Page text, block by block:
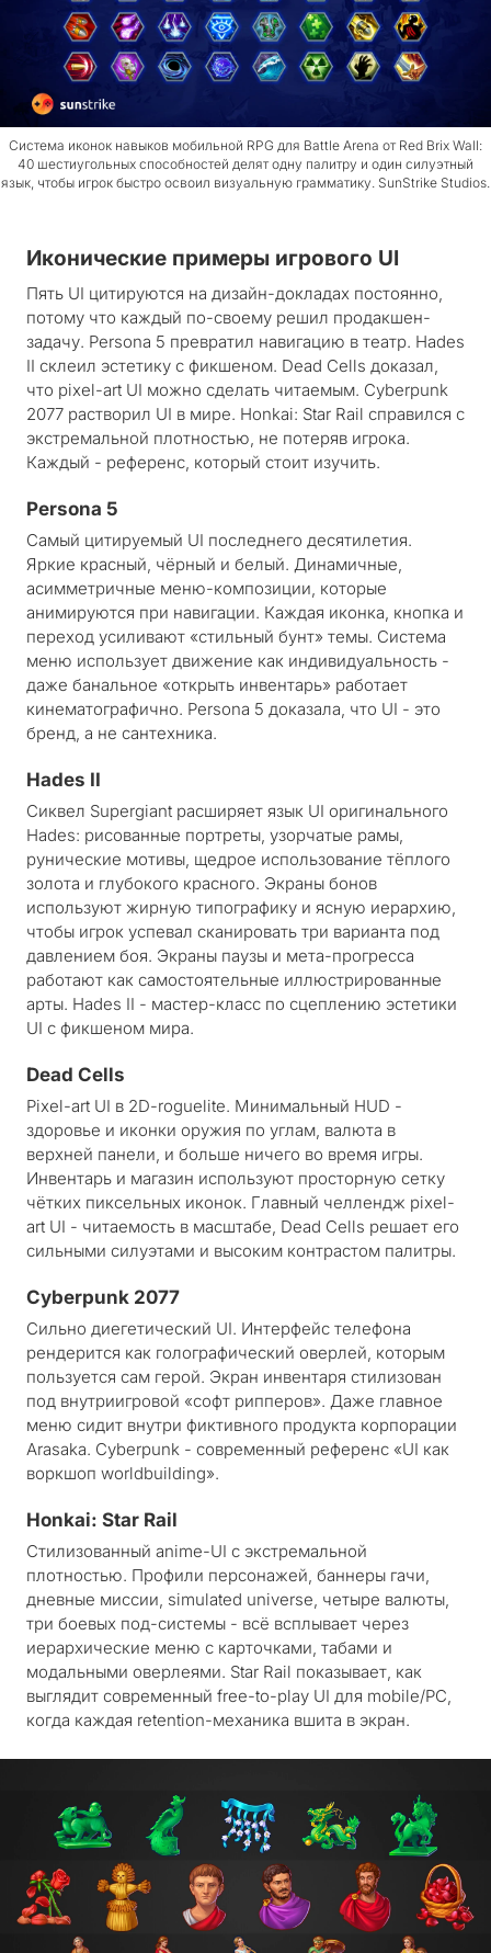
Система иконок навыков мобильной RPG для Battle Arena от Red Brix Wall:
40 шестиугольных способностей делят одну палитру и один силуэтный
язык, чтобы игрок быстро освоил визуальную грамматику. SunStrike Studios.
Иконические примеры игрового UI
Пять UI цитируются на дизайн-докладах постоянно,
потому что каждый по-своему решил продакшен-
задачу. Persona 5 превратил навигацию в театр. Hades
II склеил эстетику с фикшеном. Dead Cells доказал,
что pixel-art UI можно сделать читаемым. Cyberpunk
2077 растворил UI в мире. Honkai: Star Rail справился с
экстремальной плотностью, не потеряв игрока.
Каждый - референс, который стоит изучить.
Persona 5
Самый цитируемый UI последнего десятилетия.
Яркие красный, чёрный и белый. Динамичные,
асимметричные меню-композиции, которые
анимируются при навигации. Каждая иконка, кнопка и
переход усиливают «стильный бунт» темы. Система
меню использует движение как индивидуальность -
даже банальное «открыть инвентарь» работает
кинематографично. Persona 5 доказала, что UI - это
бренд, а не сантехника.
Hades II
Сиквел Supergiant расширяет язык UI оригинального
Hades: рисованные портреты, узорчатые рамы,
рунические мотивы, щедрое использование тёплого
золота и глубокого красного. Экраны бонов
используют жирную типографику и ясную иерархию,
чтобы игрок успевал сканировать три варианта под
давлением боя. Экраны паузы и мета-прогресса
работают как самостоятельные иллюстрированные
арты. Hades II - мастер-класс по сцеплению эстетики
UI с фикшеном мира.
Dead Cells
Pixel-art UI в 2D-roguelite. Минимальный HUD -
здоровье и иконки оружия по углам, валюта в
верхней панели, и больше ничего во время игры.
Инвентарь и магазин используют просторную сетку
чётких пиксельных иконок. Главный челлендж pixel-
art UI - читаемость в масштабе, Dead Cells решает его
сильными силуэтами и высоким контрастом палитры.
Cyberpunk 2077
Сильно диегетический UI. Интерфейс телефона
рендерится как голографический оверлей, которым
пользуется сам герой. Экран инвентаря стилизован
под внутриигровой «софт рипперов». Даже главное
меню сидит внутри фиктивного продукта корпорации
Arasaka. Cyberpunk - современный референс «UI как
воркшоп worldbuilding».
Honkai: Star Rail
Стилизованный anime-UI с экстремальной
плотностью. Профили персонажей, баннеры гачи,
дневные миссии, simulated universe, четыре валюты,
три боевых под-системы - всё всплывает через
иерархические меню с карточками, табами и
модальными оверлеями. Star Rail показывает, как
выглядит современный free-to-play UI для mobile/PC,
когда каждая retention-механика вшита в экран.